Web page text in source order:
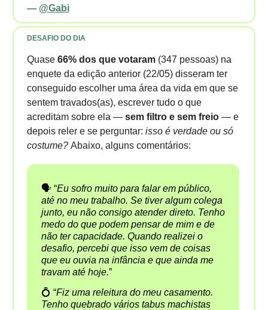
— @Gabi
DESAFIO DO DIA
Quase 66% dos que votaram(347 pessoas) na
enquete da edição anterior (22/05) disseram ter
conseguido escolher uma área da vida em que se
sentem travados(as), escrever tudo o que
acreditam sobre ela — sem filtro e sem freio— e
depois reler e se perguntar: isso é verdade ou só
costume? Abaixo, alguns comentários:
🗣️ “Eu sofro muito para falar em público,
até no meu trabalho. Se tiver algum colega
junto, eu não consigo atender direto. Tenho
medo do que podem pensar de mim e de
não ter capacidade. Quando realizei o
desafio, percebi que isso vem de coisas
que eu ouvia na infância e que ainda me
travam até hoje.”
💍 “Fiz uma releitura do meu casamento.
Tenho quebrado vários tabus machistas